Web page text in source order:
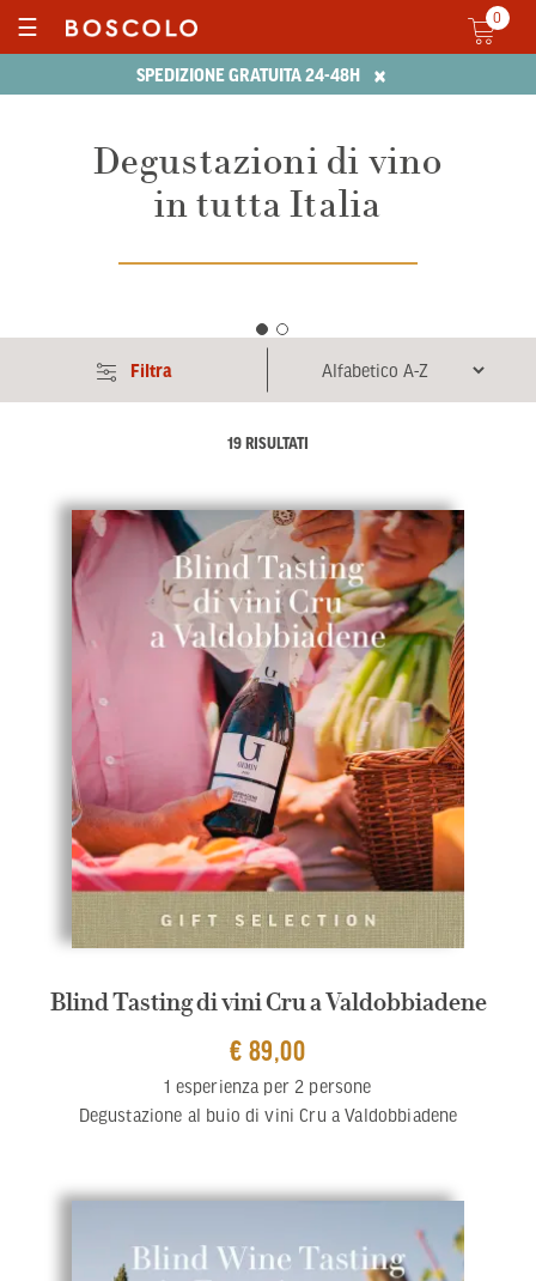
SPEDIZIONE GRATUITA 24-48H ×
☰ 0
Degustazioni di vino
in tutta Italia
19 RISULTATI
Filtra
Blind Tasting di vini Cru a Valdobbiadene
€ 89,00
1 esperienza per 2 persone
Degustazione al buio di vini Cru a Valdobbiadene